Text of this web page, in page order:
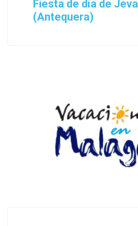
Fiesta de día de Jeva
(Antequera)